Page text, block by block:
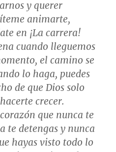
y querer
animarte,
en ¡La carrera!
cuando lleguemos
el camino se
lo haga, puedes
de que Dios solo
crecer.
que nunca te
te detengas y nunca
hayas visto todo lo